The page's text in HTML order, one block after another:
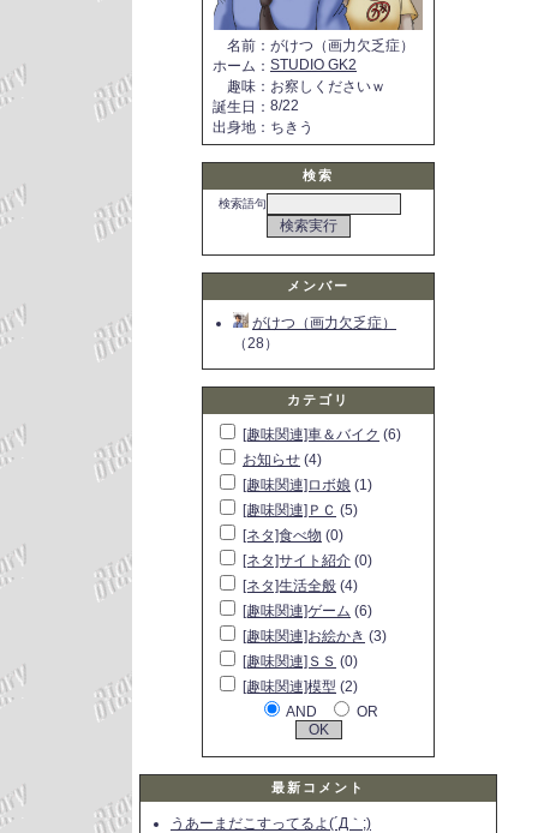
名前 ： がけつ（画力欠乏症）
ホーム ： STUDIO GK2
趣味 ： お察しくださいｗ
誕生日 ： 8/22
出身地 ： ちきう
検索
検索語句
メンバー
がけつ（画力欠乏症）
（28）
カテゴリ
[趣味関連]車＆バイク (6)
お知らせ (4)
[趣味関連]ロボ娘 (1)
[趣味関連]ＰＣ (5)
[ネタ]食べ物 (0)
[ネタ]サイト紹介 (0)
[ネタ]生活全般 (4)
[趣味関連]ゲーム (6)
[趣味関連]お絵かき (3)
[趣味関連]ＳＳ (0)
[趣味関連]模型 (2)
AND
OR
最新コメント
うあーまだこすってるよ(´Д｀;)